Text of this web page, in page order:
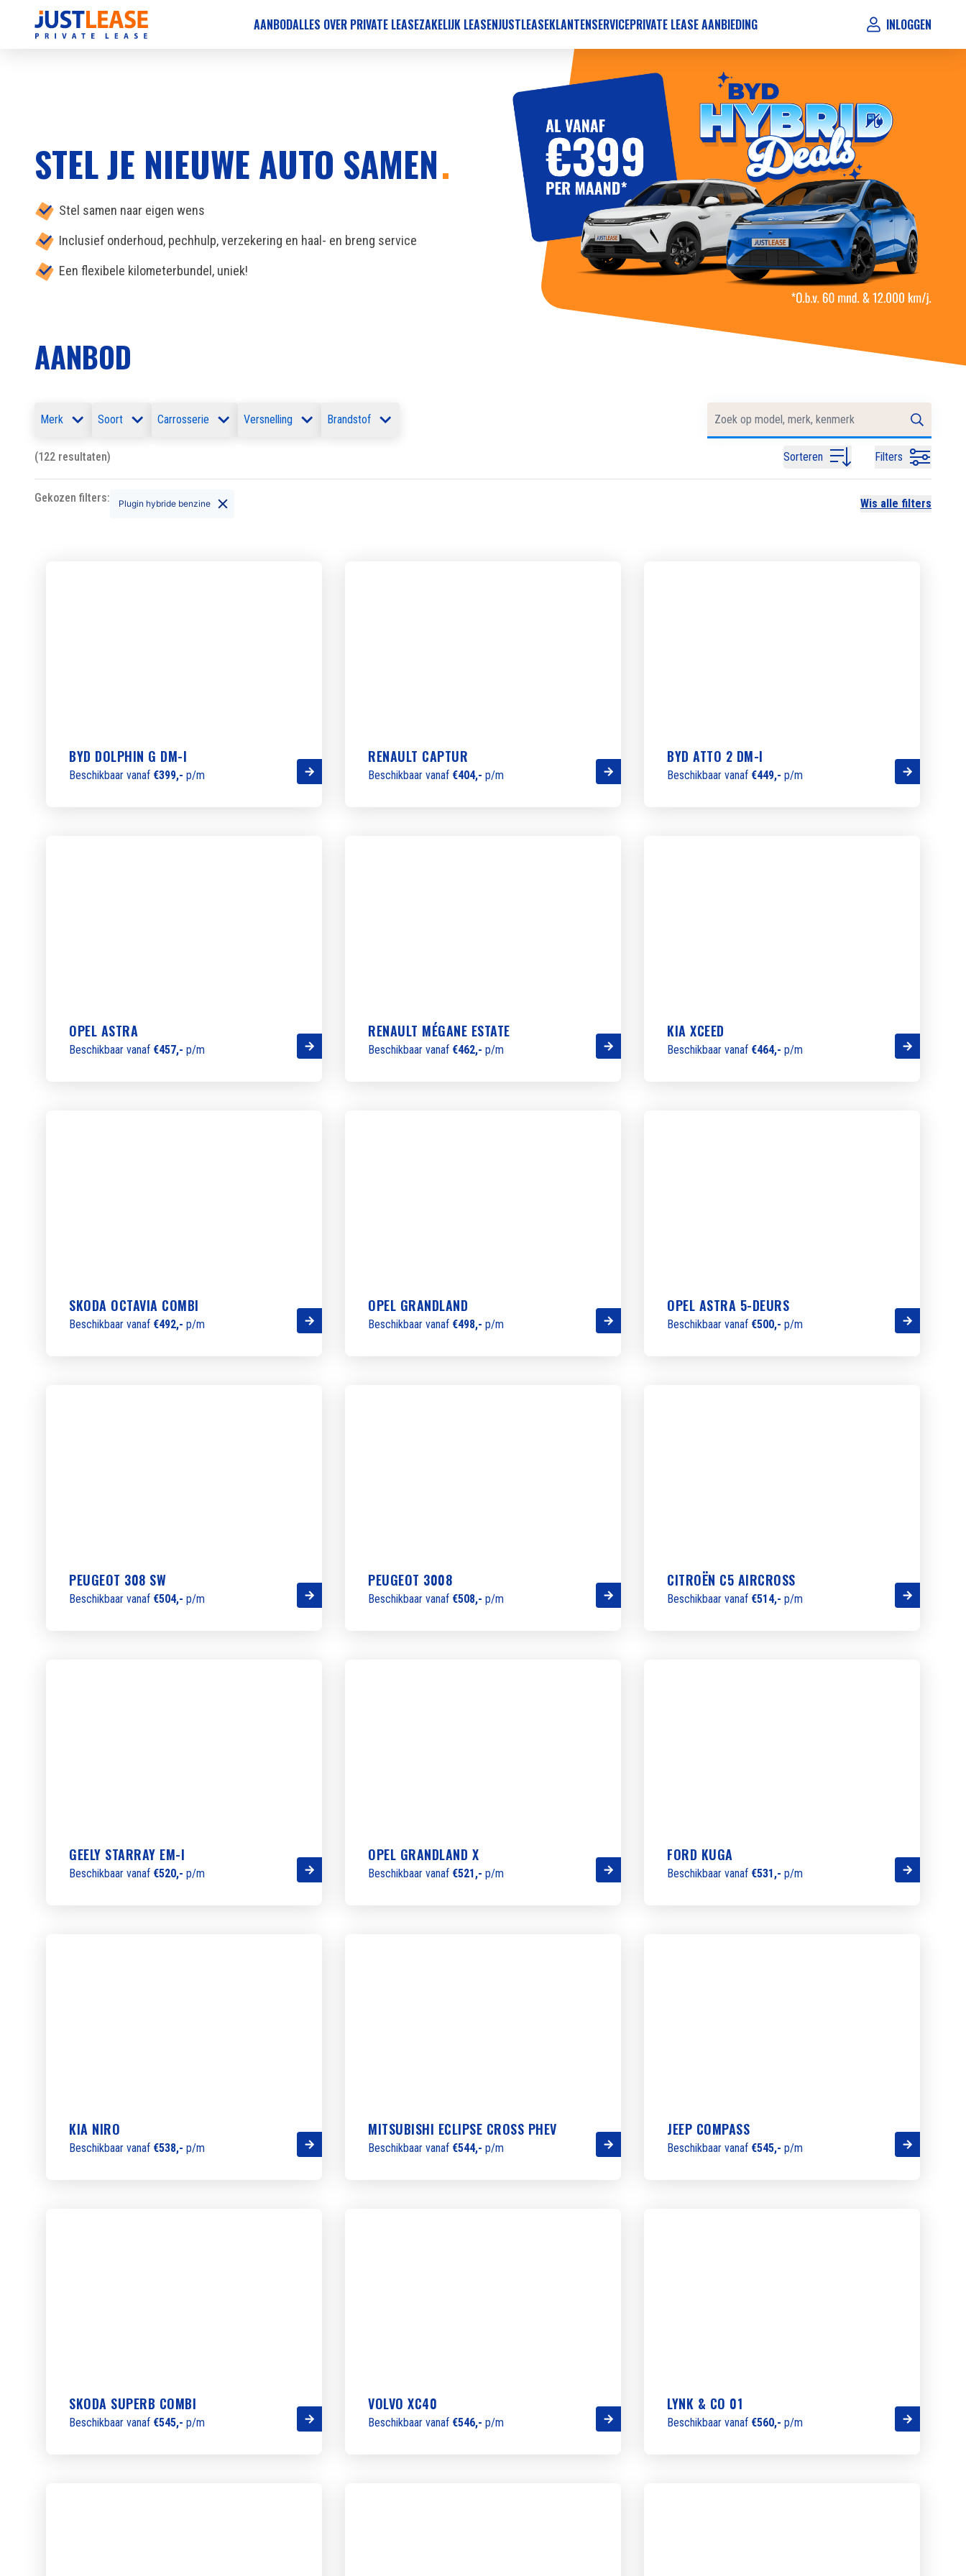
AANBODALLES OVER PRIVATE LEASEZAKELIJK LEASENJUSTLEASEKLANTENSERVICEPRIVATE LEASE AANBIEDING INLOGGEN
STEL JE NIEUWE AUTO SAMEN
Stel samen naar eigen wens
Inclusief onderhoud, pechhulp, verzekering en haal- en breng service
Een flexibele kilometerbundel, uniek!
AANBOD
Merk Soort Carrosserie Versnelling Brandstof
(122 resultaten) Sorteren Filters
Gekozen filters: Plugin hybride benzine Wis alle filters
BYD DOLPHIN G DM-I
Beschikbaar vanaf €399,- p/m
RENAULT CAPTUR
Beschikbaar vanaf €404,- p/m
BYD ATTO 2 DM-I
Beschikbaar vanaf €449,- p/m
OPEL ASTRA
Beschikbaar vanaf €457,- p/m
RENAULT MÉGANE ESTATE
Beschikbaar vanaf €462,- p/m
KIA XCEED
Beschikbaar vanaf €464,- p/m
SKODA OCTAVIA COMBI
Beschikbaar vanaf €492,- p/m
OPEL GRANDLAND
Beschikbaar vanaf €498,- p/m
OPEL ASTRA 5-DEURS
Beschikbaar vanaf €500,- p/m
PEUGEOT 308 SW
Beschikbaar vanaf €504,- p/m
PEUGEOT 3008
Beschikbaar vanaf €508,- p/m
CITROËN C5 AIRCROSS
Beschikbaar vanaf €514,- p/m
GEELY STARRAY EM-I
Beschikbaar vanaf €520,- p/m
OPEL GRANDLAND X
Beschikbaar vanaf €521,- p/m
FORD KUGA
Beschikbaar vanaf €531,- p/m
KIA NIRO
Beschikbaar vanaf €538,- p/m
MITSUBISHI ECLIPSE CROSS PHEV
Beschikbaar vanaf €544,- p/m
JEEP COMPASS
Beschikbaar vanaf €545,- p/m
SKODA SUPERB COMBI
Beschikbaar vanaf €545,- p/m
VOLVO XC40
Beschikbaar vanaf €546,- p/m
LYNK & CO 01
Beschikbaar vanaf €560,- p/m